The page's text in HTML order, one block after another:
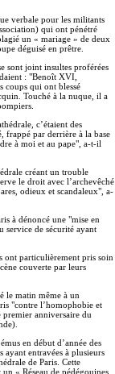
verbale pour les militants
qui ont pénétré
un « mariage » de deux
déguisé en prêtre.
sont joint insultes proférées
: "Benoît XVI,
coups qui ont blessé
Touché à la nuque, il a
c’étaient des
frappé par derrière à la base
à moi et au pape", a-t-il
créant un trouble
le droit avec l’archevêché
odieux et scandaleux", a-
à dénoncé une "mise en
service de sécurité ayant
ont particulièrement pris soin
couverte par leurs
le matin même à un
"contre l’homophobie et
anniversaire du
en début d’année des
ayant entravées à plusieurs
de Paris. Cette
« Réseau de pédégouines